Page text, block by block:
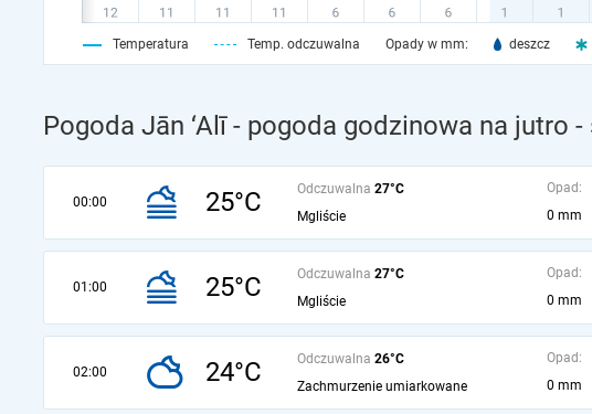
Temperatura Temp. odczuwalna Opady w mm: deszcz
Pogoda Jān ‘Alī - pogoda godzinowa na jutro -
00:00 25°C Odczuwalna 27°C
Mgliście
Opad:
0 mm
01:00 25°C Odczuwalna 27°C
Mgliście
Opad:
0 mm
02:00 24°C Odczuwalna 26°C
Zachmurzenie umiarkowane
Opad:
0 mm